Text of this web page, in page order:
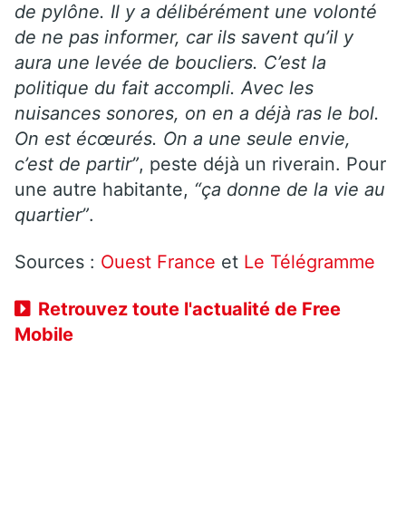
de pylône. Il y a délibérément une volonté
de ne pas informer, car ils savent qu’il y
aura une levée de boucliers. C’est la
politique du fait accompli. Avec les
nuisances sonores, on en a déjà ras le bol.
On est écœurés. On a une seule envie,
c’est de partir”, peste déjà un riverain. Pour
une autre habitante, “ça donne de la vie au
quartier”.
Sources : Ouest France et Le Télégramme
Retrouvez toute l'actualité de Free
Mobile